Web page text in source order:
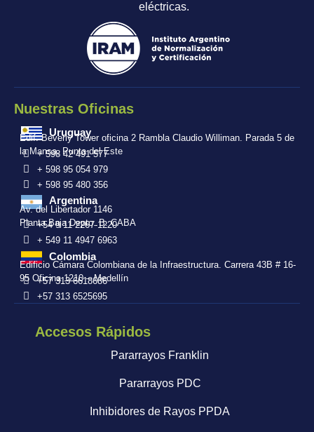
eléctricas.
Nuestras Oficinas
Uruguay
Edif. Beverly Tower oficina 2 Rambla Claudio Williman. Parada 5 de
la Mansa, Punta del Este
+ 598 42 491 577
+ 598 95 054 979
+ 598 95 480 356
Argentina
Av. del Libertador 1146
Planta Baja Depto. B. CABA
+54 9 11 2267-1220
+ 549 11 4947 6963
Colombia
Edificio Cámara Colombiana de la Infraestructura. Carrera 43B # 16-
95 Oficina 1210 – Medellín
+57 313 6618686
+57 313 6525695
Accesos Rápidos
Pararrayos Franklin
Pararrayos PDC
Inhibidores de Rayos PPDA